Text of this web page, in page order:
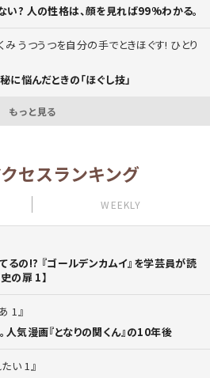
い? 人の性格は、顔を見れば99%わかる。
うつうつを自分の手でときほぐす! ひとり
に悩んだときの「ほぐし技」
もっと見る
セスランキング
WEEKLY
るの!? 『ゴールデンカムイ』を学芸員が読
の扉 1】
1
人気漫画『となりの関くん』の10年後
い 1